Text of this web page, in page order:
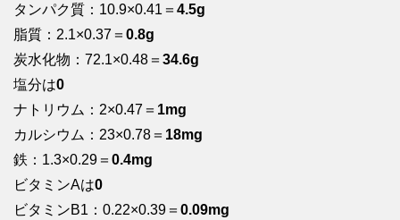
タンパク質：10.9×0.41＝ 4.5g
脂質：2.1×0.37＝ 0.8g
炭水化物：72.1×0.48＝ 34.6g
塩分は0
ナトリウム：2×0.47＝ 1mg
カルシウム：23×0.78＝ 18mg
鉄：1.3×0.29＝ 0.4mg
ビタミンAは0
ビタミンB1：0.22×0.39＝ 0.09mg